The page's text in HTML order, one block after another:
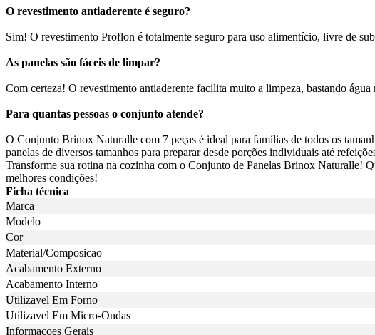
O revestimento antiaderente é seguro?
Sim! O revestimento Proflon é totalmente seguro para uso alimentício, livre de
As panelas são fáceis de limpar?
Com certeza! O revestimento antiaderente facilita muito a limpeza, bastando
Para quantas pessoas o conjunto atende?
O Conjunto Brinox Naturalle com 7 peças é ideal para famílias de todos os
panelas de diversos tamanhos para preparar desde porções individuais até
Transforme sua rotina na cozinha com o Conjunto de Panelas Brinox Naturalle!
melhores condições!
Ficha técnica
Marca
Modelo
Cor
Material/Composicao
Acabamento Externo
Acabamento Interno
Utilizavel Em Forno
Utilizavel Em Micro-Ondas
Informacoes Gerais